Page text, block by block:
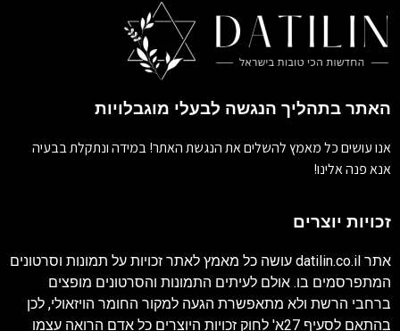
האתר בתהליך הנגשה לבעלי מוגבלויות
אנו עושים כל מאמץ להשלים את הנגשת האתר! במידה ונתקלת בבעיה
אנא פנה אלינו!
זכויות יוצרים
אתר datilin.co.il עושה כל מאמץ לאתר זכויות על תמונות וסרטונים
המתפרסמים בו. אולם לעיתים התמונות והסרטונים מופצים
ברחבי הרשת ולא מתאפשרת הגעה למקור החומר הויזאולי, לכן
בהתאם לסעיף 27א' לחוק זכויות היוצרים כל אדם הרואה עצמו